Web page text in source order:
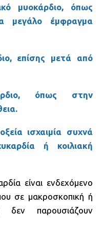
μυοκάρδιο, όπως
μεγάλο έμφραγμα
επίσης μετά από
όπως στην
ισχαιμία συχνά
ή κοιλιακή
είναι ενδεχόμενο
σε μακροσκοπική ή
δεν παρουσιάζουν